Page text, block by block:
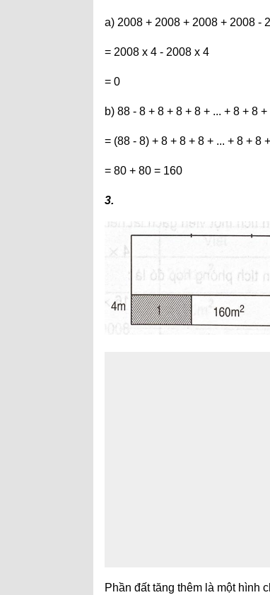
a) 2008 + 2008 + 2008 + 2008 -
= 2008 x 4 - 2008 x 4
= 0
b) 88 - 8 + 8 + 8 + 8 + ... + 8 + 8
= (88 - 8) + 8 + 8 + 8 + ... + 8 + 8
= 80 + 80 = 160
3.
Phần đất tăng thêm là một hình